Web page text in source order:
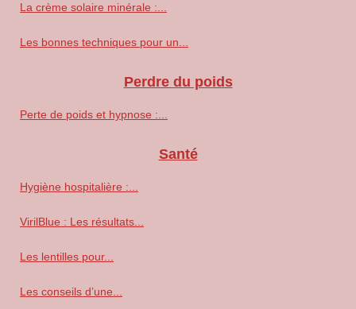
La crème solaire minérale :...
Les bonnes techniques pour un...
Perdre du poids
Perte de poids et hypnose :...
Santé
Hygiène hospitalière :...
VirilBlue : Les résultats...
Les lentilles pour...
Les conseils d’une...